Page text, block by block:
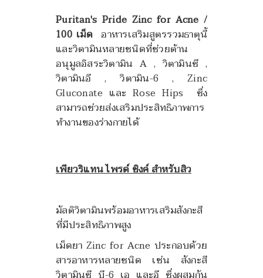
Puritan's Pride Zinc for Acne /
100 เม็ดอาหารเสริมสูตรรวมธาตุนี้
และวิตามินหลายชนิดที่ช่วยต้าน
อนุมูลอิสระวิตามิน A , วิตามินซี ,
วิตามินอี , วิตามิน-6 , Zinc
Gluconate และ Rose Hips ซึ่ง
สามารถช่วยส่งเสริมประสิทธิภาพการ
ทำงานของร่างกายได้
เพียวริแทน ไพรด์ ซิงค์ สำหรับสิว
มัลติวิตามินพร้อมอาหารเสริมสังกะสี
ที่มีประสิทธิภาพสูง
เม็ดยา Zinc for Acne ประกอบด้วย
สารอาหารหลายชนิด เช่น สังกะสี